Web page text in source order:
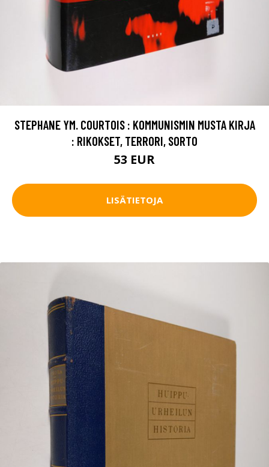
STEPHANE YM. COURTOIS : KOMMUNISMIN MUSTA KIRJA
: RIKOKSET, TERRORI, SORTO
53 EUR
LISÄTIETOJA